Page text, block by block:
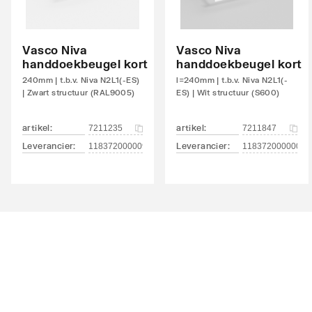
Gelakt
Met handdoekhouder Nee
Met spiegel Nee
Met zijbekleding Nee
Vasco Niva
handdoekbeugel kort
240mm | t.b.v. Niva N2L1(-ES)
| Zwart structuur (RAL9005)
artikel: 7211235
Leverancier: 118372000009005
Vasco Niva
handdoekbeugel kort
l=240mm | t.b.v. Niva N2L1(-
ES) | Wit structuur (S600)
artikel: 7211847
Leverancier: 118372000000600